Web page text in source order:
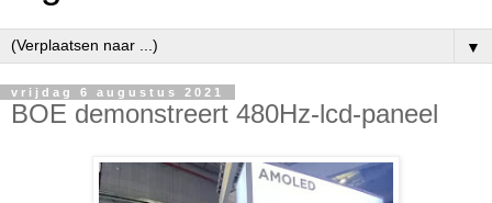
▼
vrijdag 6 augustus 2021
BOE demonstreert 480Hz-lcd-paneel